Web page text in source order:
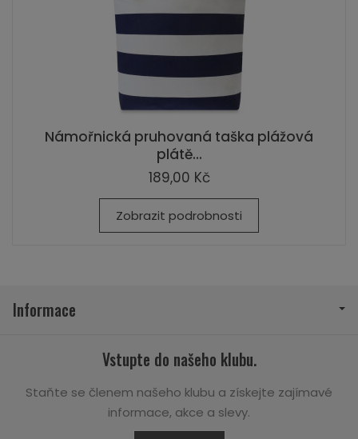
Námořnická pruhovaná taška plážová
plátě...
189,00 Kč
Zobrazit podrobnosti
Informace
Vstupte do našeho klubu.
Staňte se členem našeho klubu a získejte zajímavé
informace, akce a slevy.